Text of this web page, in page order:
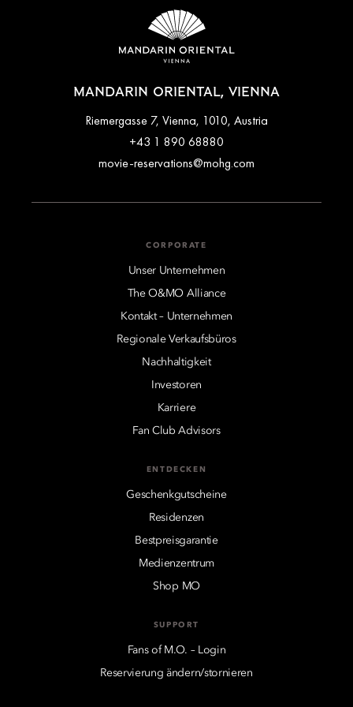
Darüber hinaus bietet das Hotel besondere Erlebnisse auf
dem Zimmer, zum Beispiel private Geburtstage, ein Tipi-Zelt,
das die Fantasie der Kinder anregt, oder den Gaming Heaven:
eine Spielkonsole, die auf Anfrage in Ihrem Zimmer oder
MANDARIN ORIENTAL, VIENNA
Riemergasse 7, Vienna, 1010, Austria
+43 1 890 68880
movie-reservations@mohg.com
CORPORATE
Unser Unternehmen
The O&MO Alliance
Kontakt – Unternehmen
Regionale Verkaufsbüros
Nachhaltigkeit
Investoren
Karriere
Fan Club Advisors
ENTDECKEN
Geschenkgutscheine
Residenzen
Bestpreisgarantie
Medienzentrum
Shop MO
SUPPORT
Fans of M.O. – Login
Reservierung ändern/stornieren